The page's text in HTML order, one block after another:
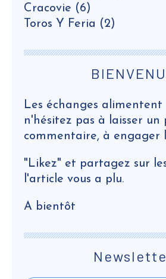
Cracovie (6)
Toros Y Feria (2)
Les échanges alimentent
n'hésitez pas à laisser un
commentaire, à engager
"Likez" et partagez sur
l'article vous a plu.
A bientôt